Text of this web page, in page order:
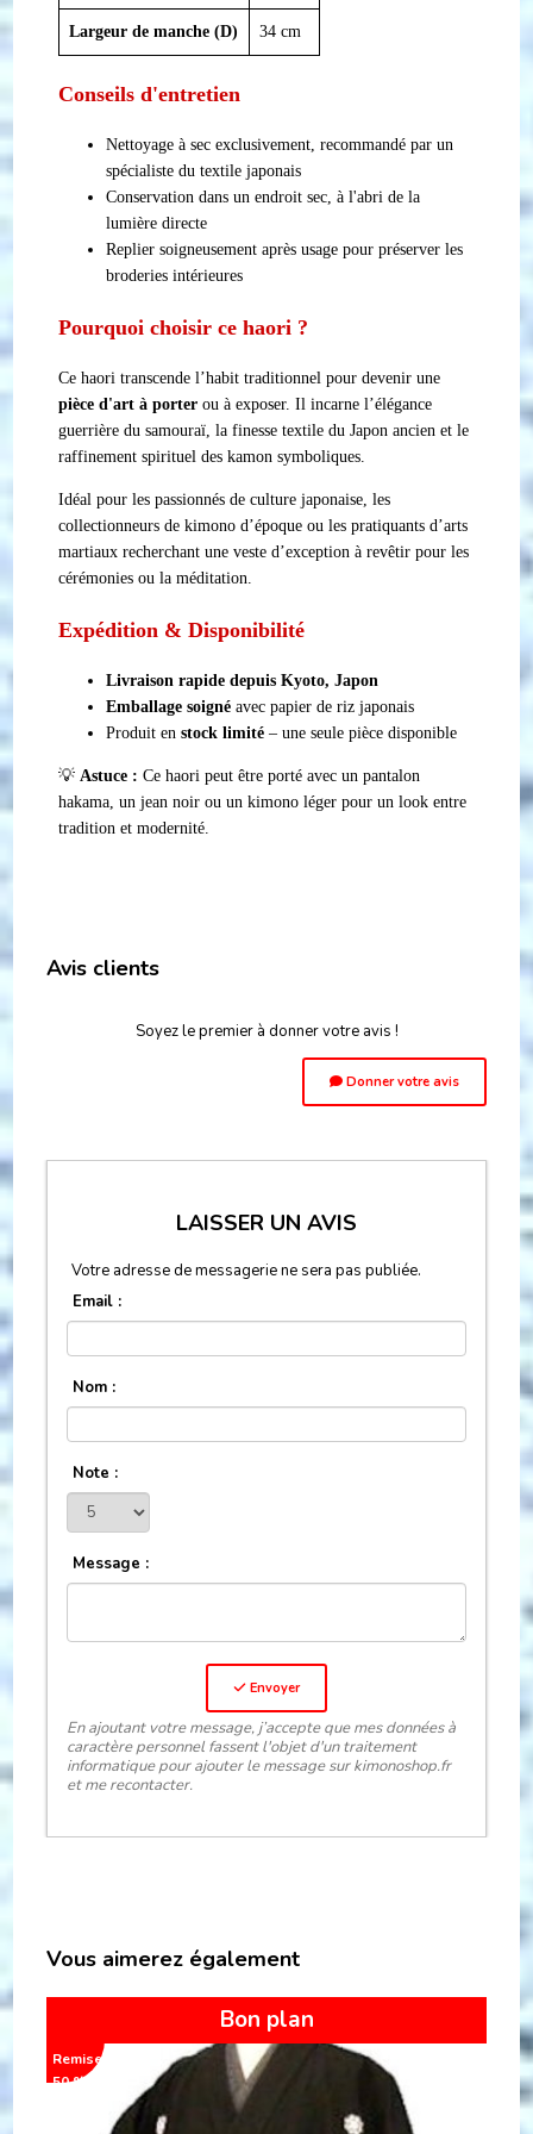
Largeur de manche (D) 34 cm
Conseils d'entretien
Nettoyage à sec exclusivement, recommandé par un
spécialiste du textile japonais
Conservation dans un endroit sec, à l'abri de la
lumière directe
Replier soigneusement après usage pour préserver les
broderies intérieures
Pourquoi choisir ce haori ?
Ce haori transcende l’habit traditionnel pour devenir une
pièce d'art à porter ou à exposer. Il incarne l’élégance
guerrière du samouraï, la finesse textile du Japon ancien et le
raffinement spirituel des kamon symboliques.
Idéal pour les passionnés de culture japonaise, les
collectionneurs de kimono d’époque ou les pratiquants d’arts
martiaux recherchant une veste d’exception à revêtir pour les
cérémonies ou la méditation.
Expédition & Disponibilité
Livraison rapide depuis Kyoto, Japon
Emballage soigné avec papier de riz japonais
Produit enstock limité – une seule pièce disponible
💡Astuce : Ce haori peut être porté avec un pantalon
hakama, un jean noir ou un kimono léger pour un look entre
tradition et modernité.
Avis clients
Soyez le premier à donner votre avis !
Donner votre avis
LAISSER UN AVIS
Votre adresse de messagerie ne sera pas publiée.
Email :
Nom :
Note :
Message :
Envoyer
En ajoutant votre message, j’accepte que mes données à
caractère personnel fassent l'objet d'un traitement
informatique pour ajouter le message sur kimonoshop.fr
et me recontacter.
Vous aimerez également
Remise
50 %
Bon plan
33 %